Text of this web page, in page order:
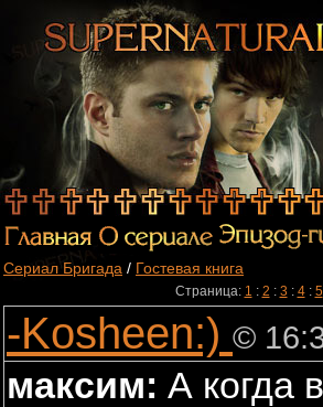
Сериал Бригада / Гостевая книга
Страница: 1 : 2 : 3 : 4: 5
-Kosheen:) ©
максим: А когда